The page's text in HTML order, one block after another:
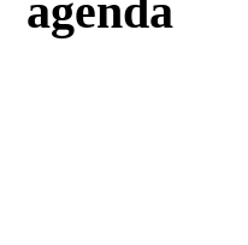
agenda